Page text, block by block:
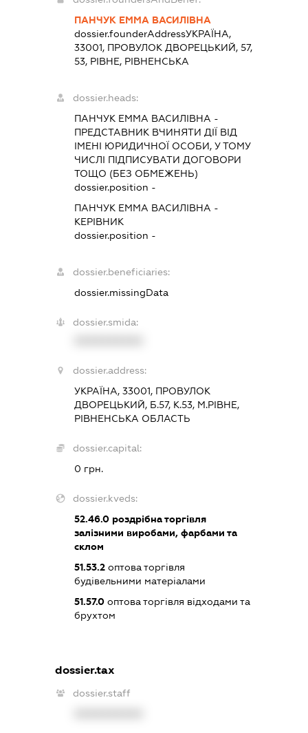
ПАНЧУК ЕММА ВАСИЛІВНА
dossier.founderAddressУКРАЇНА,
33001, ПРОВУЛОК ДВОРЕЦЬКИЙ, 57,
53, РІВНЕ, РІВНЕНСЬКА
dossier.heads:
ПАНЧУК ЕММА ВАСИЛІВНА -
ПРЕДСТАВНИК ВЧИНЯТИ ДІЇ ВІД
ІМЕНІ ЮРИДИЧНОЇ ОСОБИ, У ТОМУ
ЧИСЛІ ПІДПИСУВАТИ ДОГОВОРИ
ТОЩО (БЕЗ ОБМЕЖЕНЬ)
dossier.position -
ПАНЧУК ЕММА ВАСИЛІВНА -
КЕРІВНИК
dossier.position -
dossier.beneficiaries:
dossier.missingData
dossier.smida:
dossier.address:
УКРАЇНА, 33001, ПРОВУЛОК
ДВОРЕЦЬКИЙ, Б.57, К.53, М.РІВНЕ,
РІВНЕНСЬКА ОБЛАСТЬ
dossier.capital:
0 грн.
dossier.kveds:
52.46.0роздрібна торгівля
залізними виробами, фарбами та
склом
51.53.2оптова торгівля
будівельними матеріалами
51.57.0оптова торгівля відходами та
брухтом
dossier.tax
dossier.staff